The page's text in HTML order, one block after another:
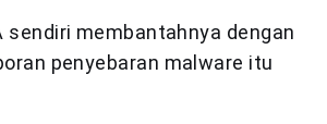
sendiri membantahnya dengan
penyebaran malware itu